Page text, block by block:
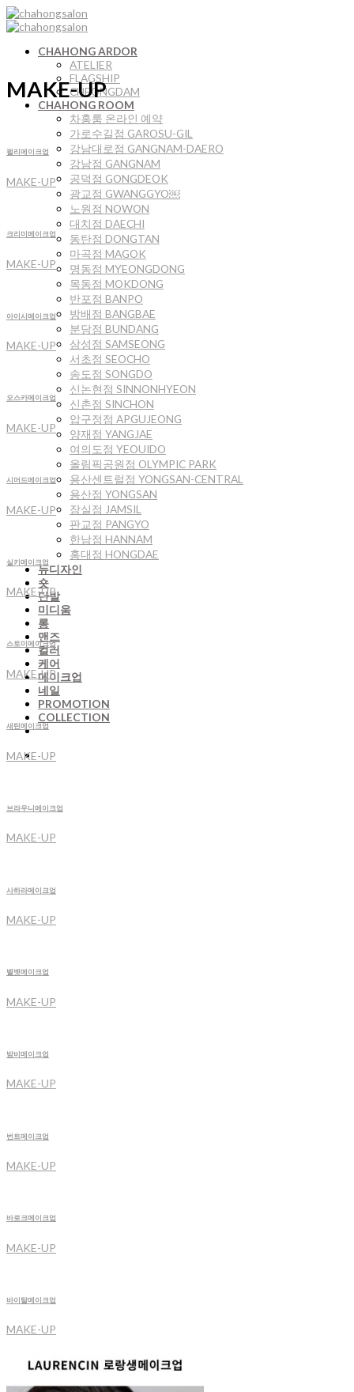
Skip
to
CHAHONG ARDOR
ATELIER
FLAGSHIP
CHEONGDAM
CHAHONG ROOM
차홍룸 온라인 예약
가로수길점 GAROSU-GIL
강남대로점 GANGNAM-DAERO
강남점 GANGNAM
공덕점 GONGDEOK
광교점 GWANGGYO￼
노원점 NOWON
대치점 DAECHI
동탄점 DONGTAN
마곡점 MAGOK
명동점 MYEONGDONG
목동점 MOKDONG
반포점 BANPO
방배점 BANGBAE
분당점 BUNDANG
삼성점 SAMSEONG
서초점 SEOCHO
송도점 SONGDO
신논현점 SINNONHYEON
신촌점 SINCHON
압구정점 APGUJEONG
양재점 YANGJAE
여의도점 YEOUIDO
올림픽공원점 OLYMPIC PARK
용산센트럴점 YONGSAN-CENTRAL
용산점 YONGSAN
잠실점 JAMSIL
판교점 PANGYO
한남점 HANNAM
홍대점 HONGDAE
뉴디자인
숏
단발
미디움
롱
맨즈
컬러
케어
메이크업
네일
PROMOTION
COLLECTION
MAKE-UP
펄리메이크업
MAKE-UP
크리미메이크업
MAKE-UP
아이시메이크업
MAKE-UP
오스카메이크업
MAKE-UP
시머드메이크업
MAKE-UP
실키메이크업
MAKE-UP
스토미메이크업
MAKE-UP
새틴메이크업
MAKE-UP
브라우니메이크업
MAKE-UP
사하라메이크업
MAKE-UP
벨벳메이크업
MAKE-UP
밤비메이크업
MAKE-UP
번트메이크업
MAKE-UP
바로크메이크업
MAKE-UP
바이탈메이크업
MAKE-UP